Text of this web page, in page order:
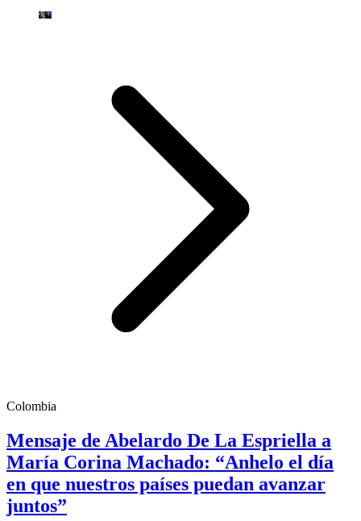
Colombia
Mensaje de Abelardo De La Espriella a
María Corina Machado: “Anhelo el día
en que nuestros países puedan avanzar
juntos”